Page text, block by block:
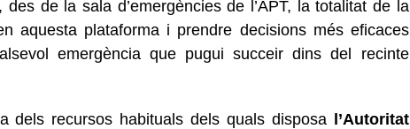
de la sala d’emergències de l’APT, la totalitat de la
aquesta plataforma i prendre decisions més eficaces
emergència que pugui succeir dins del recinte
dels recursos habituals dels quals disposa l’Autoritat